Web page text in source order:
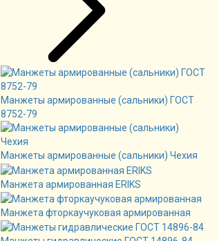
Манжеты армированные (сальники) ГОСТ
8752-79
Манжеты армированные (сальники) Чехия
Манжета армированная ERIKS
Манжета фторкаучуковая армированная